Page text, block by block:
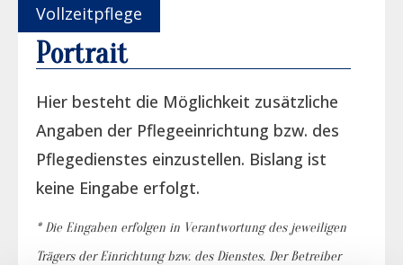
Vollzeitpflege
Portrait
Hier besteht die Möglichkeit zusätzliche
Angaben der Pflegeeinrichtung bzw. des
Pflegedienstes einzustellen. Bislang ist
keine Eingabe erfolgt.
* Die Eingaben erfolgen in Verantwortung des jeweiligen
Trägers der Einrichtung bzw. des Dienstes. Der Betreiber